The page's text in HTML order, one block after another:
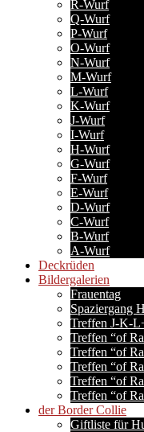
R-Wurf
Q-Wurf
P-Wurf
O-Wurf
N-Wurf
M-Wurf
L-Wurf
K-Wurf
J-Wurf
I-Wurf
H-Wurf
G-Wurf
F-Wurf
E-Wurf
D-Wurf
C-Wurf
B-Wurf
A-Wurf
Deckrüden
Bildergalerien
Frauentag
Spaziergang
Treffen J-K-
Treffen “of
Treffen “of
Treffen “of
Treffen “of
Treffen “of
der Border Collie
Giftliste für